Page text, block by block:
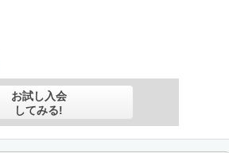
お試し入会
してみる!